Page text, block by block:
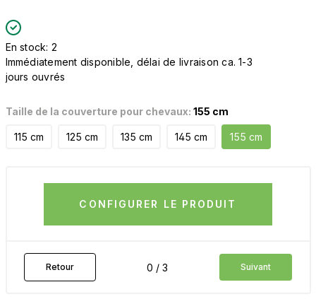
En stock: 2
Immédiatement disponible, délai de livraison ca. 1-3
jours ouvrés
Taille de la couverture pour chevaux: 155 cm
115 cm 125 cm 135 cm 145 cm 155 cm
CONFIGURER LE PRODUIT
Retour 0 / 3 Suivant